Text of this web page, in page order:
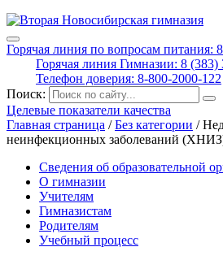
Горячая линия по вопросам питания:
Горячая линия Гимназии: 8 (383)
Телефон доверия: 8-800-2000-122
Поиск:
Целевые показатели качества
Главная страница /Без категории /
неинфекционных заболеваний
Сведения об образовательной
О гимназии
Учителям
Гимназистам
Родителям
Учебный процесс